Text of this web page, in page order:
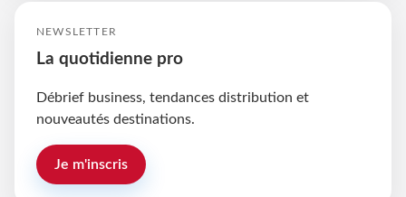
NEWSLETTER
La quotidienne pro
Débrief business, tendances distribution et
nouveautés destinations.
Je m'inscris